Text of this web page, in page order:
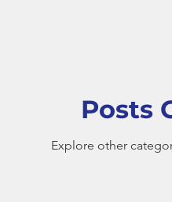
Posts
Explore other